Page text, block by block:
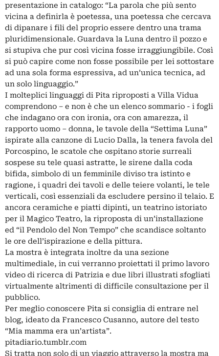
presentazione in catalogo: “La parola che più sento
vicina a definirla è poetessa, una poetessa che cercava
di dipanare i fili del proprio essere dentro una trama
pluridimensionale. Guardava la Luna dentro il pozzo e
si stupiva che pur così vicina fosse irraggiungibile. Così
si può capire come non fosse possibile per lei sottostare
ad una sola forma espressiva, ad un’unica tecnica, ad
un solo linguaggio.”
I molteplici linguaggi di Pita riproposti a Villa Vidua
comprendono – e non è che un elenco sommario - i fogli
che indagano ora con ironia, ora con amarezza, il
rapporto uomo – donna, le tavole della “Settima Luna”
ispirate alla canzone di Lucio Dalla, la tenera favola del
Porcospino, le scatole che ospitano storie surreali
sospese su tele quasi astratte, le sirene dalla coda
bifida, simbolo di un femminile diviso tra istinto e
ragione, i quadri dei tavoli e delle teiere volanti, le tele
verticali, così essenziali da escludere persino il telaio. E
ancora ceramiche e piatti dipinti, un teatrino istoriato
per il Magico Teatro, la riproposta di un’installazione
ed “il Pendolo del Non Tempo” che scandisce soltanto
le ore dell’ispirazione e della pittura.
La mostra è integrata inoltre da una sezione
multimediale, in cui verranno proiettati il primo lavoro
video di ricerca di Patrizia e due libri illustrati sfogliati
virtualmente altrimenti di difficile consultazione per il
pubblico.
Per meglio conoscere Pita si consiglia di entrare nel
blog, ideato da Francesco Cusanno, autore del testo
“Mia mamma era un’artista”.
pitadiario.tumblr.com
Si tratta non solo di un viaggio attraverso la mostra ma